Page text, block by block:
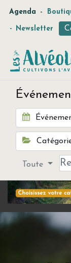
Agenda -
- Newsletter
Toute